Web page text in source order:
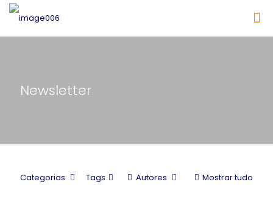
Newsletter
Categorias Tags Autores Mostrar tudo